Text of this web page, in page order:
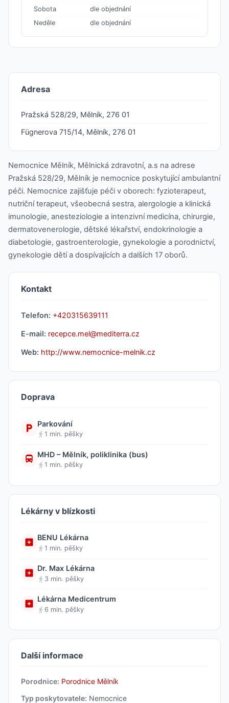
Sobota
dle objednání
Neděle
dle objednání
Adresa
Pražská 528/29, Mělník, 276 01
Fügnerova 715/14, Mělník, 276 01
Nemocnice Mělník, Mělnická zdravotní, a.s na adrese
Pražská 528/29, Mělník je nemocnice poskytující ambulantní
péči. Nemocnice zajišťuje péči v oborech: fyzioterapeut,
nutriční terapeut, všeobecná sestra, alergologie a klinická
imunologie, anesteziologie a intenzivní medicína, chirurgie,
dermatovenerologie, dětské lékařství, endokrinologie a
diabetologie, gastroenterologie, gynekologie a porodnictví,
gynekologie dětí a dospívajících a dalších 17 oborů.
Kontakt
Telefon: +420315639111
E-mail: recepce.mel@mediterra.cz
Web: http://www.nemocnice-melnik.cz
Doprava
Parkování
1 min. pěšky
MHD – Mělník, poliklinika (bus)
1 min. pěšky
Lékárny v blízkosti
BENU Lékárna
1 min. pěšky
Dr. Max Lékárna
3 min. pěšky
Lékárna Medicentrum
6 min. pěšky
Další informace
Porodnice: Porodnice Mělník
Typ poskytovatele: Nemocnice